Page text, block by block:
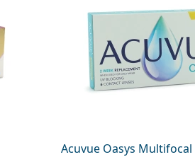
Acuvue Oasys